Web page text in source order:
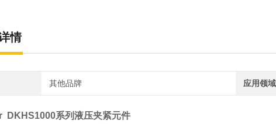
情
其他品牌 应用领域
DKHS1000系列液压夹紧元件